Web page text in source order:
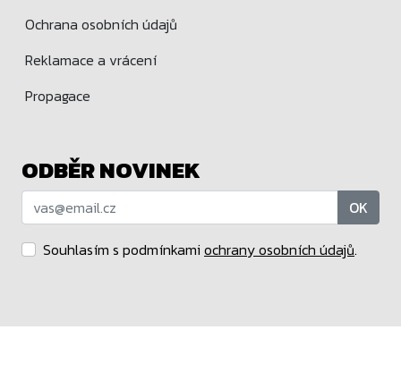
Ochrana osobních údajů
Reklamace a vrácení
Propagace
ODBĚR NOVINEK
OK
Souhlasím s podmínkami ochrany osobních údajů.